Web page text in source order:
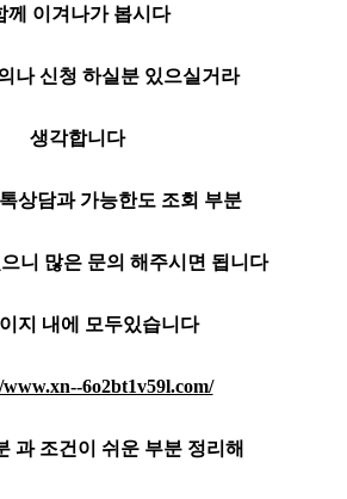
께 이겨나가 봅시다
나 신청 하실분 있으실거라
생각합니다
상담과 가능한도 조회 부분
니 많은 문의 해주시면 됩니다
지 내에 모두있습니다
6o2bt1v59l.com/
과 조건이 쉬운 부분 정리해